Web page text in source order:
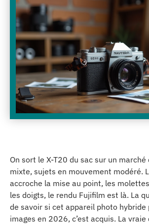
On sort le X-T20 du sac sur un
mixte, sujets en mouvement modéré.
accroche la mise au point, les
les doigts, le rendu Fujifilm est là. La
de savoir si cet appareil photo hybride
images en 2026, c’est acquis. La vraie